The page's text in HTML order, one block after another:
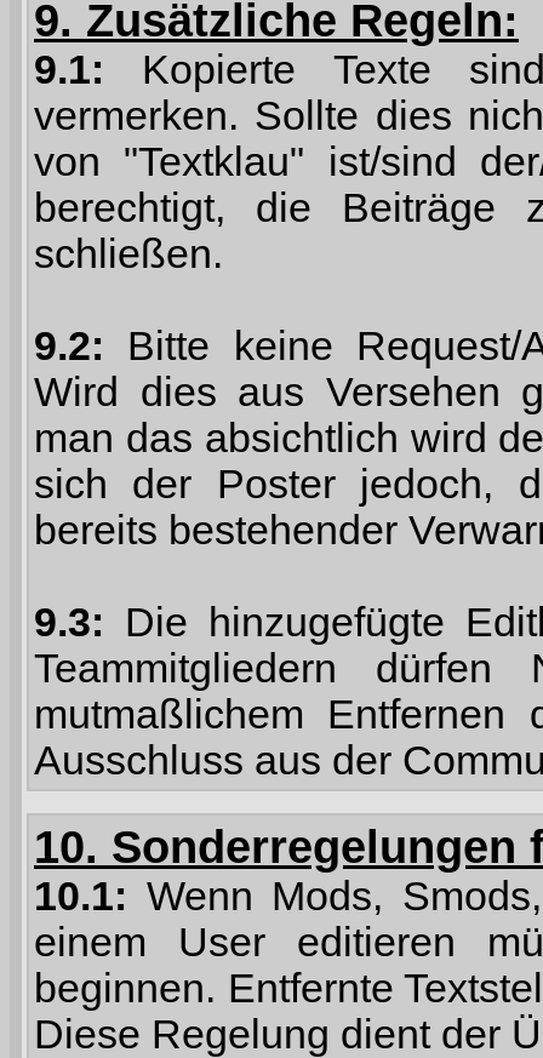
9. Zusätzliche Regeln:
9.1: Kopierte Texte
vermerken. Sollte dies
von "Textklau" ist/sind
berechtigt, die
schließen.
9.2: Bitte keine Request/
Wird dies aus Versehen
man das absichtlich wird
sich der Poster jedoch,
bereits bestehender
9.3: Die hinzugefügte
Teammitgliedern
mutmaßlichem
Ausschluss aus der
10. Sonderregelungen
10.1: Wenn Mods,
einem User editieren
beginnen. Entfernte
Diese Regelung dient der